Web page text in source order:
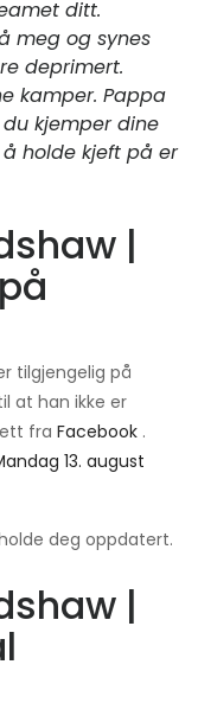
ditt.
meg og synes
deprimert.
kamper. Pappa
kjemper dine
holde kjeft på er
|
tilgjengelig på
at han ikke er
fra Facebook .
13. august
deg oppdatert.
|